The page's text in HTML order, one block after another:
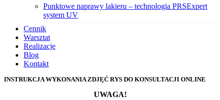
Punktowe naprawy lakieru – technologia PRSExpert
system UV
Cennik
Warsztat
Realizacje
Blog
Kontakt
INSTRUKCJA WYKONANIA ZDJĘĆ RYS DO KONSULTACJI ONLINE
UWAGA!